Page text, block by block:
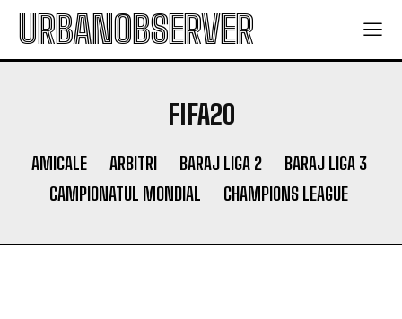
URBANOBSERVER
FIFA20
AMICALE ARBITRI BARAJ LIGA 2
BARAJ LIGA 3
CAMPIONATUL MONDIAL
CHAMPIONS LEAGUE